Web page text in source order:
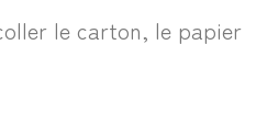
le carton, le papier